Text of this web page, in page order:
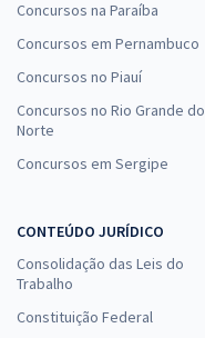
Concursos na Paraíba
Concursos em Pernambuco
Concursos no Piauí
Concursos no Rio Grande do
Norte
Concursos em Sergipe
CONTEÚDO JURÍDICO
Consolidação das Leis do
Trabalho
Constituição Federal